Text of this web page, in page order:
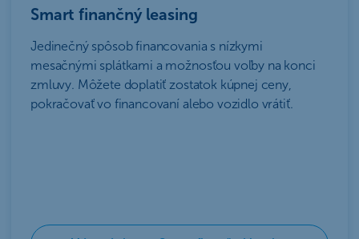
Smart finančný leasing
Jedinečný spôsob financovania s nízkymi
mesačnými splátkami a možnosťou voľby na konci
zmluvy. Môžete doplatiť zostatok kúpnej ceny,
pokračovať vo financovaní alebo vozidlo vrátiť.